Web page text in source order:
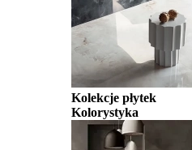
Kolekcje płytek
Kolorystyka